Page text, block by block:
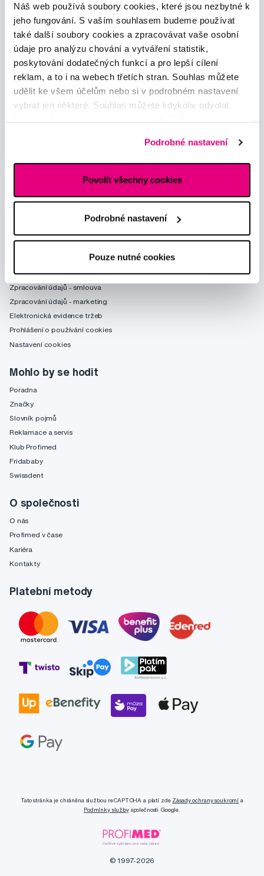
Náš web používá soubory cookies, které jsou nezbytné k
jeho fungování. S vaším souhlasem budeme používat
také další soubory cookies a zpracovávat vaše osobní
údaje pro analýzu chování a vytváření statistik,
poskytování dodatečných funkcí a pro lepší cílení
reklam, a to i na webech třetích stran. Souhlas můžete
udělit ke všem účelům nebo si v podrobném nastavení
vybrat jen některé. Souhlas můžete kdykoliv odvolat.
Podrobné nastavení
Povolit všechny cookies
Podrobné nastavení
Pouze nutné cookies
obchod@profimed.cz
Vše o nákupu
Způsob doručení
Zpracování údajů - smlouva
Zpracování údajů - marketing
Elektronická evidence tržeb
Prohlášení o používání cookies
Nastavení cookies
Mohlo by se hodit
Poradna
Značky
Slovník pojmů
Reklamace a servis
Klub Profimed
Fridababy
Swissdent
O společnosti
O nás
Profimed v čase
Kariéra
Kontakty
Platební metody
Tato stránka je chráněna službou reCAPTCHA a platí zde Zásady ochrany soukromí a
Podmínky službyspolečnosti Google.
© 1997-2026